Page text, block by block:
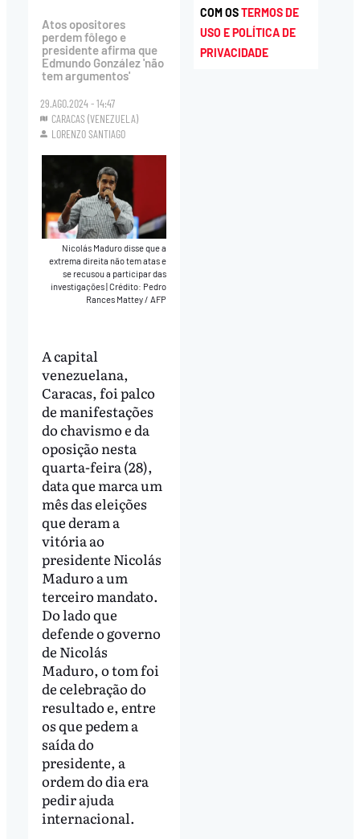
Atos opositores
perdem fôlego e
presidente afirma que
Edmundo González 'não
tem argumentos'
29.AGO.2024 - 14:47
CARACAS (VENEZUELA)
LORENZO SANTIAGO
Nicolás Maduro disse que a
extrema direita não tem atas e
se recusou a participar das
investigações|Crédito: Pedro
Rances Mattey / AFP
A capital
venezuelana,
Caracas, foi palco
de manifestações
do chavismo e da
oposição nesta
quarta-feira (28),
data que marca um
mês das eleições
que deram a
vitória ao
presidente Nicolás
Maduro a um
terceiro mandato.
Do lado que
defende o governo
de Nicolás
Maduro, o tom foi
de celebração do
resultado e, entre
os que pedem a
saída do
presidente, a
ordem do dia era
pedir ajuda
internacional.
COM OSTERMOS DE
USO E POLÍTICA DE
PRIVACIDADE